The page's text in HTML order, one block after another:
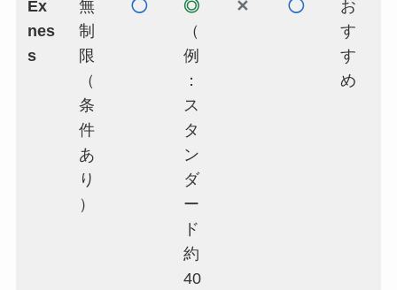
Ex
nes
s
無
制
限
（
条
件
あ
り
）
◯
◎
（
例
：
ス
タ
ン
ダ
ー
ド
約
40
✕ ◯
お
す
す
め